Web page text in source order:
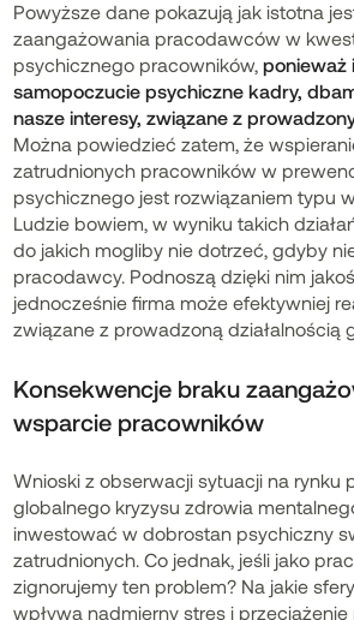
Powyższe dane pokazują jak istotna
zaangażowania pracodawców w
psychicznego pracowników,ponieważ
samopoczucie psychiczne kadry,
nasze interesy, związane z
Można powiedzieć zatem, że
zatrudnionych pracowników w
psychicznego jest rozwiązaniem typu
Ludzie bowiem, w wyniku takich
do jakich mogliby nie dotrzeć, gdyby
pracodawcy. Podnoszą dzięki nim
jednocześnie firma może efektywniej
związane z prowadzoną działalnością
Konsekwencje braku
wsparcie pracowników
Wnioski z obserwacji sytuacji na rynku
globalnego kryzysu zdrowia
inwestować w dobrostan psychiczny
zatrudnionych. Co jednak, jeśli jako
zignorujemy ten problem? Na jakie
wpływa nadmierny stres i